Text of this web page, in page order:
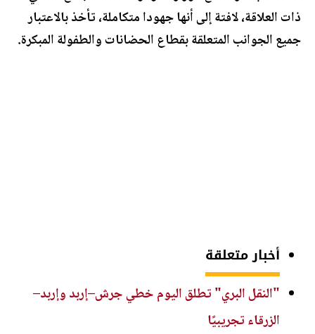
ذات العلاقة، لافتة إلى أنها جهودا متكاملة، تأخذ بالاعتبار
جميع الجوانب المتعلقة بقطاع الحضانات والطفولة المبكرة.
أخبار متعلقة
"النقل البري" تطلق اليوم خطي جرش–إربد وإربد–
الزرقاء تجريبيًا